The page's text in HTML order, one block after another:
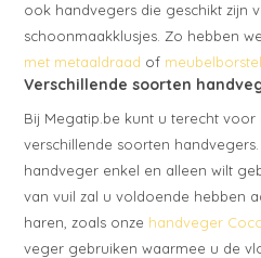
ook handvegers die geschikt zijn
schoonmaakklusjes. Zo hebben
met metaaldraad of
Verschillende soorten
Bij Megatip.be kunt u terecht
verschillende soorten
handveger enkel en alleen wilt
van vuil zal u voldoende hebben
haren, zoals onze handveger
veger gebruiken waarmee u de